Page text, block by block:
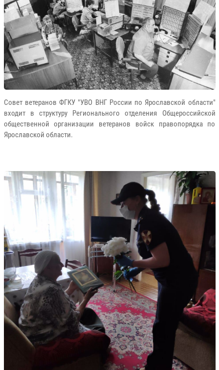
Совет ветеранов ФГКУ "УВО ВНГ России по Ярославской области"
входит в структуру Регионального отделения Общероссийской
общественной организации ветеранов войск правопорядка по
Ярославской области.